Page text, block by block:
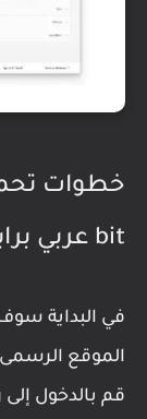
bit عربي برابط مباشر
في البداية
الموقع
قم بالدخول إلى